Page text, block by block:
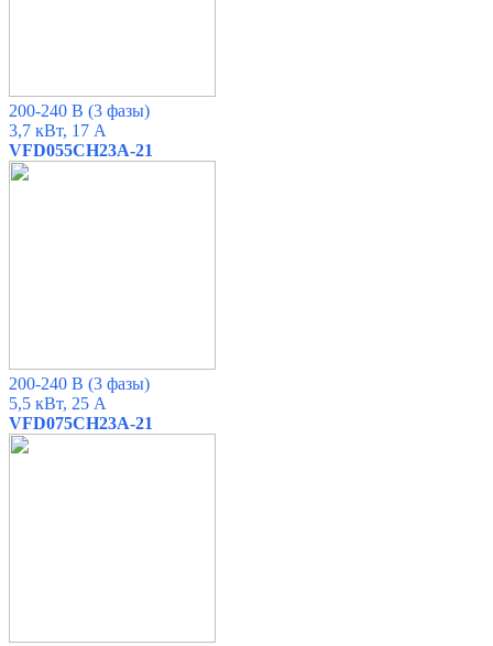
200-240 В (3 фазы)
3,7 кВт, 17 А
VFD055CH23A-21
200-240 В (3 фазы)
5,5 кВт, 25 А
VFD075CH23A-21